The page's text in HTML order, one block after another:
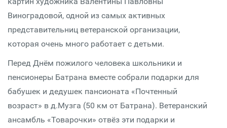
Виноградовой, одной из самых активных
представительниц ветеранской организации,
которая очень много работает с детьми.
Перед Днём пожилого человека школьники и
пенсионеры Батрана вместе собрали подарки для
бабушек и дедушек пансионата «Почтенный
возраст» в д.Музга (50 км от Батрана). Ветеранский
ансамбль «Товарочки» отвёз эти подарки и